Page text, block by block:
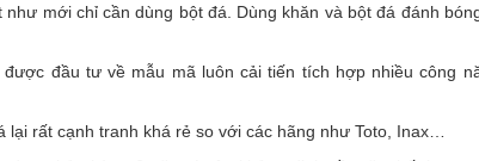
mới chỉ cần dùng bột đá. Dùng khăn và bột đá đánh
đầu tư về mẫu mã luôn cải tiến tích hợp nhiều công
rất cạnh tranh khá rẻ so với các hãng như Toto, Inax…